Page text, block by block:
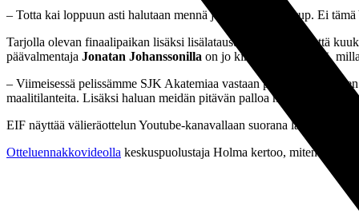
– Totta kai loppuun asti halutaan mennä ja voittaa Ykköscup. Ei
Tarjolla olevan finaalipaikan lisäksi lisälatausta peliin tuo se, että
päävalmentaja Jonatan Johanssonilla on jo kirkkaana mielessä,
– Viimeisessä pelissämme SJK Akatemiaa vastaan
maalitilanteita. Lisäksi haluan meidän pitävän palloa myös vastustajan
EIF näyttää välieräottelun Youtube-kanavallaan suorana lähetyksenä:
Otteluennakkovideolla keskuspuolustaja Holma kertoo, miten